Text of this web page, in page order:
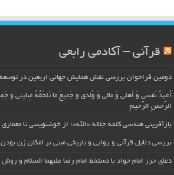
قرآنی – آکادمی رابعی
دومین فراخوان بررسی نقش همایش جهانی اربعین در توسعه
اُعیذُ نَفسی وَ أهلی وَ مالی وَ وُلدی و جَمیعَ ما تَلحَقُهُ عِنایتی و
الرَّحمنِ الرَّحیمِ
بازآفرینی هندسی کلمه جلاله «الله»؛ از خوشنویسی تا معماری
بررسی دلایل قرآنی و روایی و تاریخی مبنی بر امکان زن
دعای حرز امام جواد با دستخط امام رضا علیهما السلام و روش